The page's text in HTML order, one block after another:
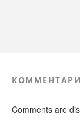
Comments are